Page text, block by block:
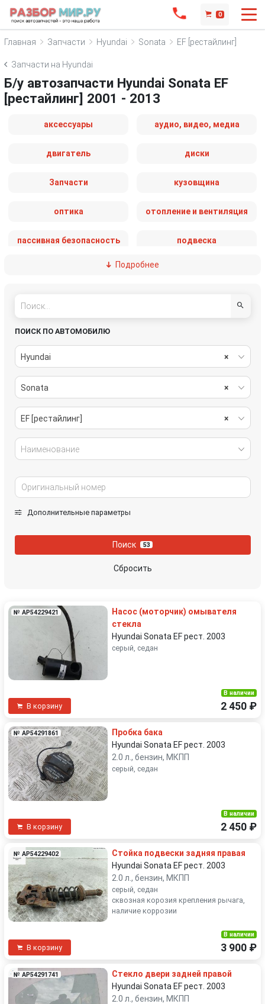
0
Главная Запчасти Hyundai Sonata EF [рестайлинг]
Запчасти на Hyundai
Б/у автозапчасти Hyundai Sonata EF
[рестайлинг] 2001 - 2013
аксессуары аудио, видео, медиа
двигатель диски
Запчасти кузовщина
оптика отопление и вентиляция
пассивная безопасность подвеска
рулевое управление
стеклоочистители
тормозная система
электрика
Подробнее
ПОИСК ПО АВТОМОБИЛЮ
×
Hyundai
×
Sonata
×
EF [рестайлинг]
Наименование
Дополнительные параметры
Поиск 53
Сбросить
№ AP54229421
Насос (моторчик) омывателя
стекла
Hyundai Sonata EF рест. 2003
серый, седан
В корзину
В наличии
2 450 ₽
№ AP54291861
Пробка бака
Hyundai Sonata EF рест. 2003
2.0 л., бензин, МКПП
серый, седан
В корзину
В наличии
2 450 ₽
№ AP54229402
Стойка подвески задняя правая
Hyundai Sonata EF рест. 2003
2.0 л., бензин, МКПП
серый, седан
сквозная корозия крепления рычага,
наличие коррозии
В корзину
В наличии
3 900 ₽
№ AP54291741
Стекло двери задней правой
Hyundai Sonata EF рест. 2003
2.0 л., бензин, МКПП